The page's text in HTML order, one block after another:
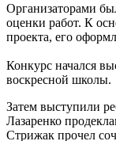
Организаторами
оценки работ. К
проекта, его
Конкурс начался
воскресной школы.
Затем выступили
Лазаренко
Стрижак прочел